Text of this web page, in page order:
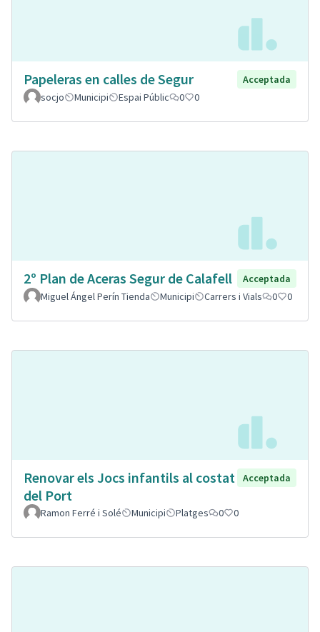
Papeleras en calles de Segur
Acceptada
socjo
Municipi Espai Públic 0 0
2º Plan de Aceras Segur de Calafell
Acceptada
Miguel Ángel Perín Tienda
Municipi Carrers i Vials 0 0
Renovar els Jocs infantils al costat
del Port
Acceptada
Ramon Ferré i Solé Municipi Platges 0 0